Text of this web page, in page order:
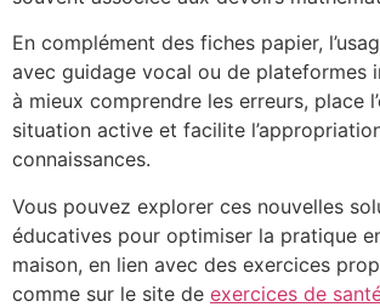
En complément des fiches papier,
avec guidage vocal ou de plateformes
à mieux comprendre les erreurs, place
situation active et facilite
connaissances.
Vous pouvez explorer ces nouvelles
éducatives pour optimiser la pratique
maison, en lien avec des exercices
comme sur le site de exercices de